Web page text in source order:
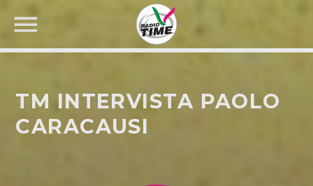
TM INTERVISTA PAOLO
CARACAUSI